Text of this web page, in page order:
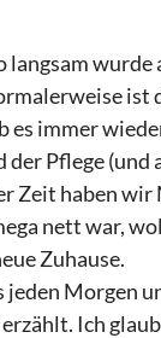
ist
immer
Pflege (und
Zeit haben
nett war,
Zuhause.
Morgen
Ich